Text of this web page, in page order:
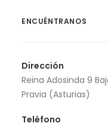
ENCUÉNTRANOS
Dirección
Reina Adosinda 9
Pravia (Asturias)
Teléfono